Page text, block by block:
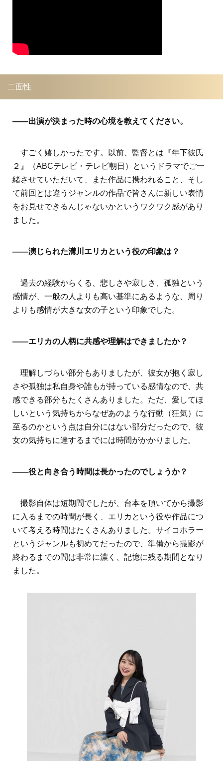
二面性
――出演が決まった時の心境を教えてください。
すごく嬉しかったです。以前、監督とは『年下彼氏
２』（ABCテレビ・テレビ朝日）というドラマでご一
緒させていただいて、また作品に携われること、そし
て前回とは違うジャンルの作品で皆さんに新しい表情
をお見せできるんじゃないかというワクワク感があり
ました。
――演じられた溝川エリカという役の印象は？
過去の経験からくる、悲しさや寂しさ、孤独という
感情が、一般の人よりも高い基準にあるような、周り
よりも感情が大きな女の子という印象でした。
――エリカの人柄に共感や理解はできましたか？
理解しづらい部分もありましたが、彼女が抱く寂し
さや孤独は私自身や誰もが持っている感情なので、共
感できる部分もたくさんありました。ただ、愛してほ
しいという気持ちからなぜあのような行動（狂気）に
至るのかという点は自分にはない部分だったので、彼
女の気持ちに達するまでには時間がかかりました。
――役と向き合う時間は長かったのでしょうか？
撮影自体は短期間でしたが、台本を頂いてから撮影
に入るまでの時間が長く、エリカという役や作品につ
いて考える時間はたくさんありました。サイコホラー
というジャンルも初めてだったので、準備から撮影が
終わるまでの間は非常に濃く、記憶に残る期間となり
ました。